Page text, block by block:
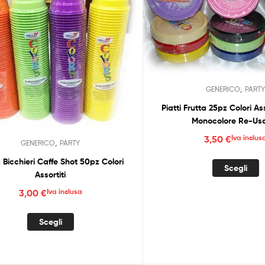
essere
scelte
nella
pagina
del
prodotto
GENERICO PARTY
Bicchieri Caffe Shot 50pz Colori
Assortiti
3,00 €Iva inclusa
Scegli
prodotto
GENERICO, PARTY
Piatti Frutta 25pz Colori
Monocolore Re-
3,50€Iva
Scegli